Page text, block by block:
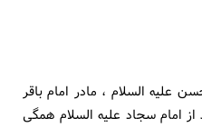
علیه السلام ، مادر امام باقر
امام سجاد علیه السلام همگی